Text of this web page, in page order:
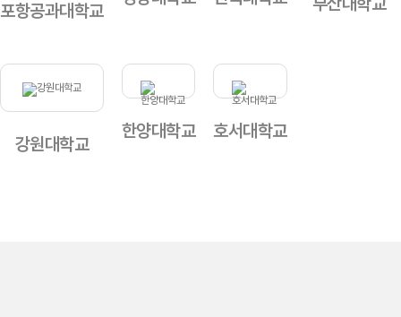
포항공과대학교
강원대학교
한양대학교 호서대학교